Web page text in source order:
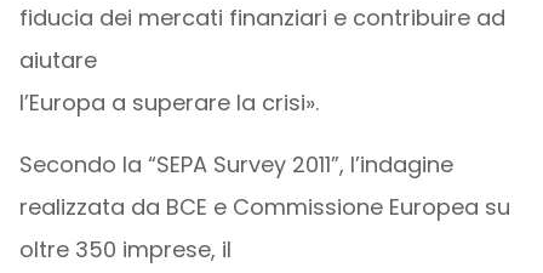
fiducia dei mercati finanziari e contribuire ad
aiutare
l’Europa a superare la crisi».
Secondo la “SEPA Survey 2011”, l’indagine
realizzata da BCE e Commissione Europea su
oltre 350 imprese, il